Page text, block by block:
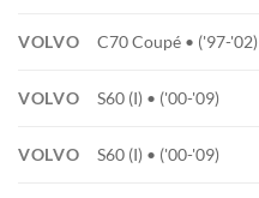
VOLVO C70 Coupé • ('97-'02)
VOLVO S60 (I) • ('00-'09)
VOLVO S60 (I) • ('00-'09)